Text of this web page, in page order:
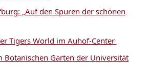
„Auf den Spuren der schönen
Tigers World im Auhof-Center
Botanischen Garten der Universität